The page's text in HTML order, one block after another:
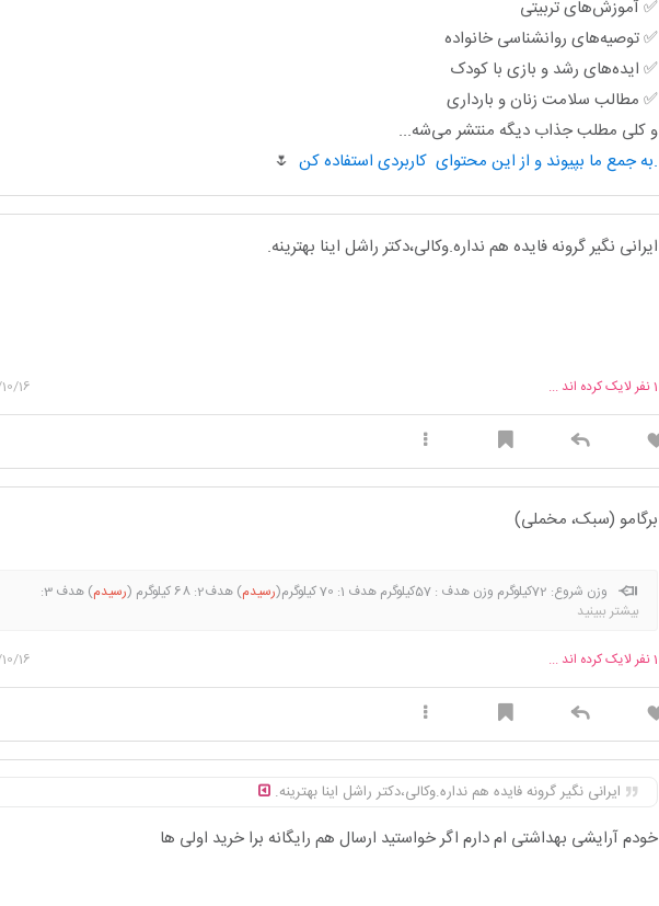
✅ آموزش‌های تربیتی
✅ توصیه‌های روانشناسی خانواده
✅ ایده‌های رشد و بازی با کودک
✅ مطالب سلامت زنان و بارداری
و کلی مطلب جذاب دیگه منتشر می‌شه...
به جمع ما بپیوند و از این محتوای کاربردی استفاده کن.
🌷
ایرانی نگیر گرونه فایده هم نداره‌.وکالی،دکتر راشل اینا بهترینه.
16 1نفر لایک کرده اند ...
برگامو (سبک، مخملی)
وزن شروع: 72کیلوگرم وزن هدف : 57کیلوگرم هدف 1: 70 کیلوگرم( رسیدم) هدف2: 68 کیلوگرم ( رسیدم
) هدف 3:
66کیلوگرم(
رسیدمبیشتر ببینید
16 1نفر لایک کرده اند ...
ایرانی نگیر گرونه فایده هم نداره‌.وکالی،دکتر راشل اینا بهترینه.
خودم آرایشی بهداشتی ام دارم اگر خواستید ارسال هم رایگانه برا خرید اولی ها